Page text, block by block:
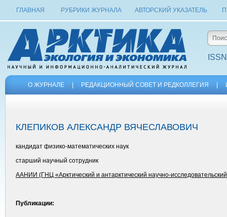
ГЛАВНАЯ РУБРИКИ ЖУРНАЛА АВТОРСКИЙ УКАЗАТЕЛЬ
О ЖУРНАЛЕ РЕДАКЦИОННЫЙ СОВЕТ И РЕДКОЛЛЕГИЯ
КЛЕПИКОВ АЛЕКСАНДР ВЯЧЕСЛАВОВИЧ
кандидат физико-математических наук
старший научный сотрудник
ААНИИ (ГНЦ «Арктический и антарктический научно-
Публикации: